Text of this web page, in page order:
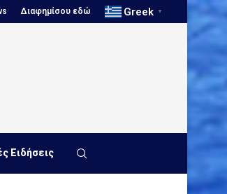
Πρωτάθλημα Νέων... Πόλο, Παγκόσμιο
Διαφημίσου εδώ Greek ▼
Ειδήσεις